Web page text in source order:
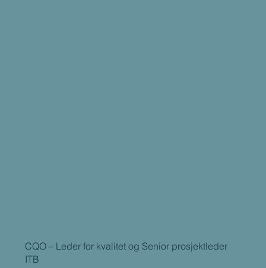
CQO – Leder for kvalitet og Senior prosjektleder
ITB